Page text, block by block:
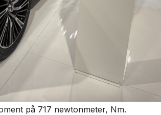
på 717 newtonmeter, Nm.